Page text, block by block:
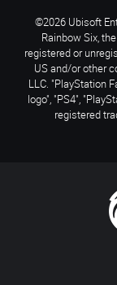
©2026 Ubisoft
Rainbow Six,
registered or
US and/or other
LLC. "PlayStation
logo", "PS4",
registered